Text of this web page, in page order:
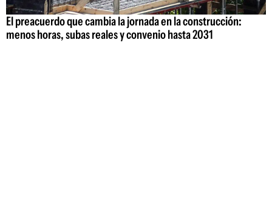
El preacuerdo que cambia la jornada en la construcción:
menos horas, subas reales y convenio hasta 2031